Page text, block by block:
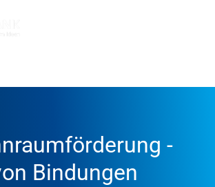
-
Bindungen